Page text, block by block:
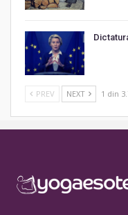
PREV NEXT 1 din